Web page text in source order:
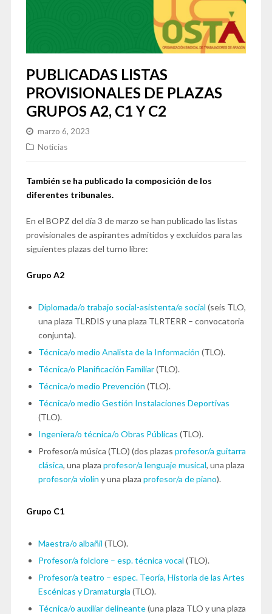
PUBLICADAS LISTAS
PROVISIONALES DE PLAZAS
GRUPOS A2, C1 Y C2
marzo 6, 2023
Noticias
También se ha publicado la composición de los
diferentes tribunales.
En el BOPZ del día 3 de marzo se han publicado las listas
provisionales de aspirantes admitidos y excluidos para las
siguientes plazas del turno libre:
Grupo A2
Diplomada/o trabajo social-asistenta/e social (seis TLO,
una plaza TLRDIS y una plaza TLRTERR – convocatoria
conjunta).
Técnica/o medio Analista de la Información (TLO).
Técnica/o Planificación Familiar(TLO).
Técnica/o medio Prevención (TLO).
Técnica/o medio Gestión Instalaciones Deportivas
(TLO).
Ingeniera/o técnica/o Obras Públicas (TLO).
Profesor/a música (TLO) (dos plazas profesor/a guitarra
clásica, una plaza profesor/a lenguaje musical, una plaza
profesor/a violín y una plaza profesor/a de piano).
Grupo C1
Maestra/o albañil (TLO).
Profesor/a folclore – esp. técnica vocal (TLO).
Profesor/a teatro – espec. Teoría, Historia de las Artes
Escénicas y Dramaturgia (TLO).
Técnica/o auxiliar delineante(una plaza TLO y una plaza